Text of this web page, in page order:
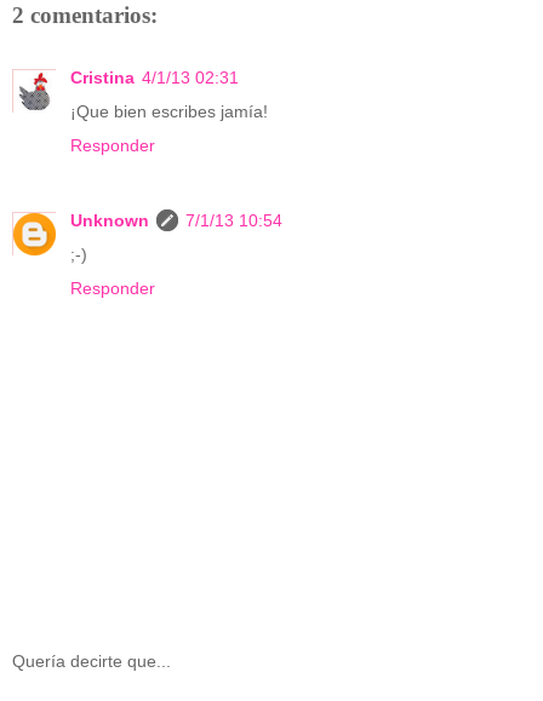
2 comentarios:
Cristina 4/1/13 02:31
¡Que bien escribes jamía!
Responder
Unknown
7/1/13 10:54
;-)
Responder
Quería decirte que...